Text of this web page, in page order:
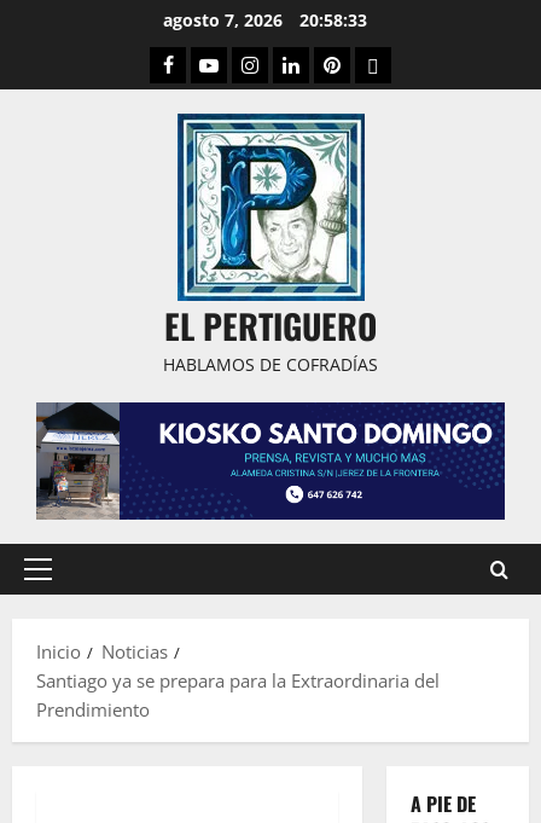
agosto 7, 2026 20:58:34
Facebook
YoutubeInstagram
LinkedPinterestDribbble
EL PERTIGUERO
HABLAMOS DE COFRADÍAS
Menú
Inicio
Noticias
Santiago ya se prepara para la Extraordinaria del
Prendimiento
A PIE DE